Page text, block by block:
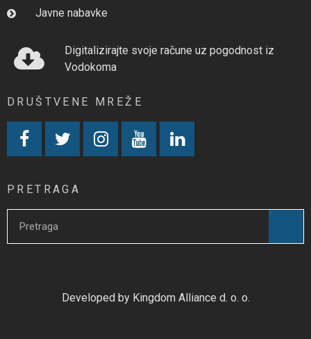
Javne nabavke
Digitalizirajte svoje račune uz pogodnost iz
Vodokoma
DRUŠTVENE MREŽE
PRETRAGA
Developed by Kingdom Alliance d. o. o.